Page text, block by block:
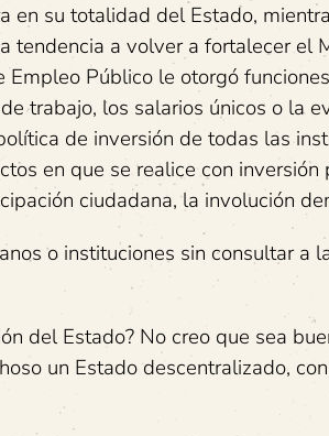
en su totalidad del Estado,
tendencia a volver a fortalecer el
Público le otorgó
trabajo, los salarios únicos o la
de inversión de todas las
en que se realice con
ciudadana, la involución
o instituciones sin consultar a
del Estado? No creo que sea
un Estado descentralizado,